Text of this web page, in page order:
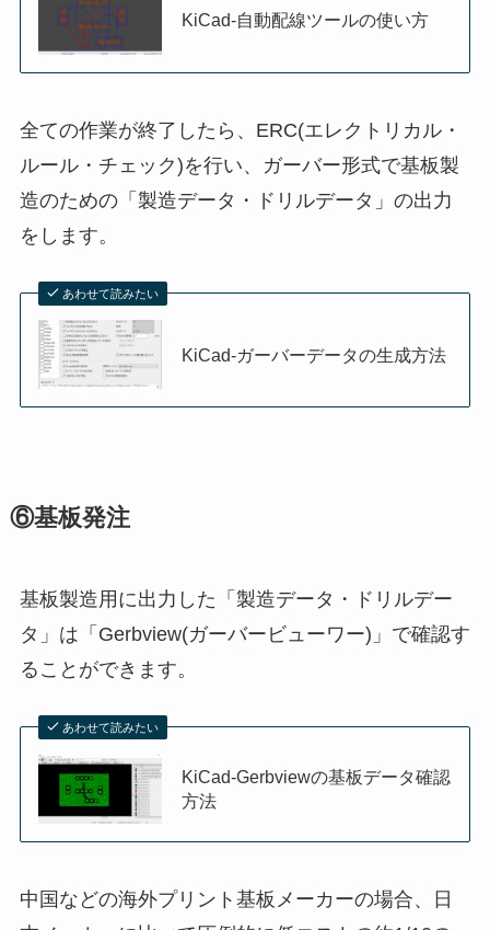
KiCad-自動配線ツールの使い方
全ての作業が終了したら、ERC(エレクトリカル・
ルール・チェック)を行い、ガーバー形式で基板製
造のための「製造データ・ドリルデータ」の出力
をします。
あわせて読みたい
KiCad-ガーバーデータの生成方法
⑥基板発注
基板製造用に出力した「製造データ・ドリルデー
タ」は「Gerbview(ガーバービューワー)」で確認す
ることができます。
あわせて読みたい
KiCad-Gerbviewの基板データ確認
方法
中国などの海外プリント基板メーカーの場合、日